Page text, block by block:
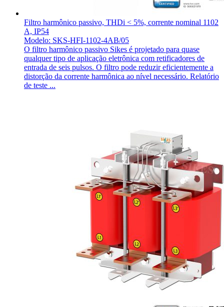
Filtro harmônico passivo, THDi < 5%, corrente nominal 1102
A, IP54
Modelo: SKS-HFI-1102-4AB/05
O filtro harmônico passivo Sikes é projetado para quase
qualquer tipo de aplicação eletrônica com retificadores de
entrada de seis pulsos. O filtro pode reduzir eficientemente a
distorção da corrente harmônica ao nível necessário. Relatório
de teste ...